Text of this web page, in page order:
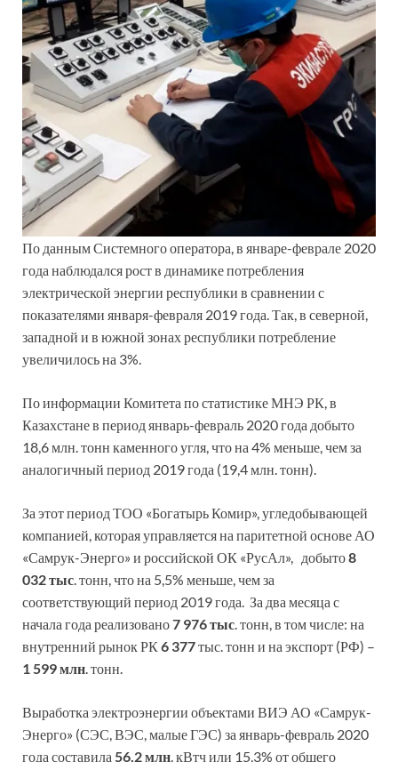
По данным Системного оператора, в январе-феврале 2020
года наблюдался рост в динамике потребления
электрической энергии республики в сравнении с
показателями января-февраля 2019 года. Так, в северной,
западной и в южной зонах республики потребление
увеличилось на 3%.
По информации Комитета по статистике МНЭ РК, в
Казахстане в период январь-февраль 2020 года добыто
18,6 млн. тонн каменного угля, что на 4% меньше, чем за
аналогичный период 2019 года (19,4 млн. тонн).
За этот период ТОО «Богатырь Комир», угледобывающей
компанией, которая управляется на паритетной основе АО
«Самрук-Энерго» и российской ОК «РусАл», добыто8
032 тыс . тонн, что на 5,5% меньше, чем за
соответствующий период 2019 года. За два месяца с
начала года реализовано7 976 тыс . тонн, в том числе: на
внутренний рынок РК6 377тыс. тонн и на экспорт (РФ) –
1 599 млн . тонн.
Выработка электроэнергии объектами ВИЭ АО «Самрук-
Энерго» (СЭС, ВЭС, малые ГЭС) за январь-февраль 2020
года составила 56,2 млн . кВтч или 15,3% от общего